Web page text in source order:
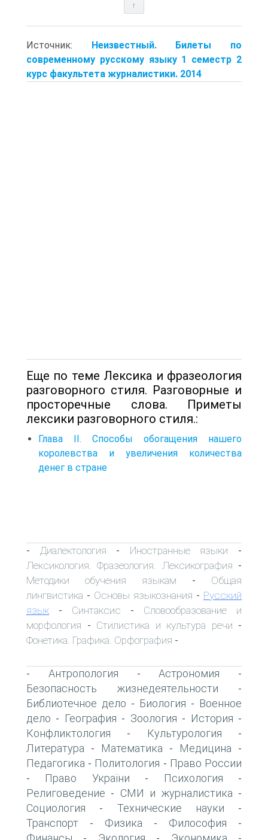
↑
Источник: Неизвестный. Билеты по
современному русскому языку 1 семестр 2
курс факультета журналистики. 2014
Еще по теме Лексика и фразеология
разговорного стиля. Разговорные и
просторечные слова. Приметы
лексики разговорного стиля.:
Глава II. Способы обогащения нашего
королевства и увеличения количества
денег в стране
- Диалектология - Иностранные языки -
Лексикология. Фразеология. Лексикография -
Методики обучения языкам - Общая
лингвистика - Основы языкознания - Русский
язык - Синтаксис - Словообразование и
морфология - Стилистика и культура речи -
Фонетика. Графика. Орфография -
- Антропология -Астрономия -
Безопасность жизнедеятельности -
Библиотечное дело - Биология - Военное
дело - География - Зоология - История -
Конфликтология - Культурология -
Литература - Математика - Медицина -
Педагогика - Политология - Право России
- Право України - Психология -
Религоведение - СМИ и журналистика -
Социология - Технические науки -
Транспорт - Физика - Философия -